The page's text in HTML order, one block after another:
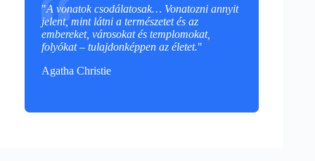
"A vonatok csodálatosak… Vonatozni annyit
jelent, mint látni a természetet és az
embereket, városokat és templomokat,
folyókat – tulajdonképpen az életet."
Agatha Christie